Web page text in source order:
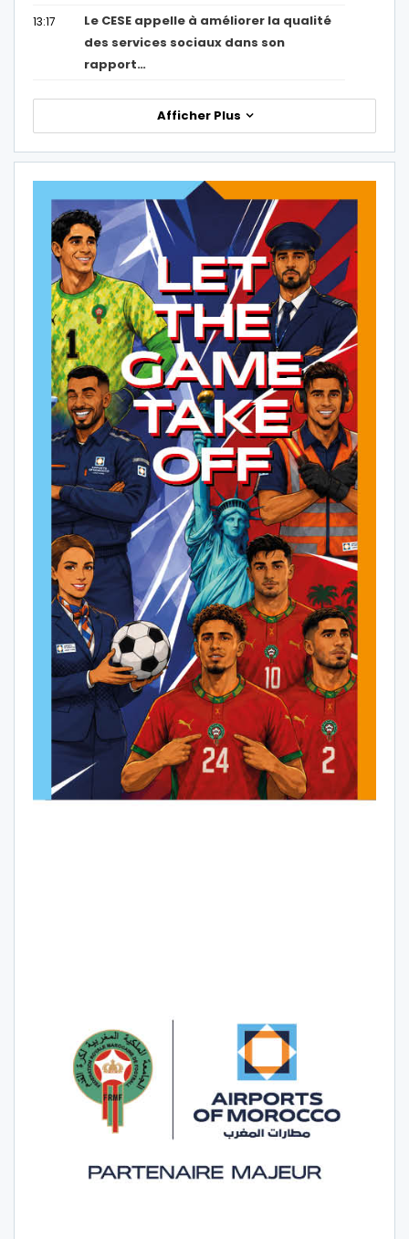
13:17
Le CESE appelle à améliorer la qualité
des services sociaux dans son
rapport…
Afficher Plus